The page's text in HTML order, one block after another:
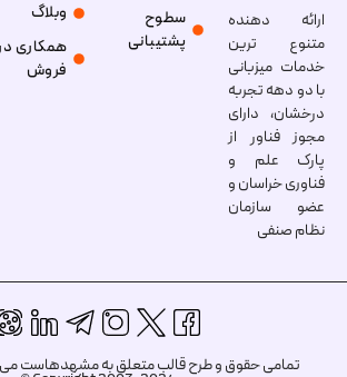
ارائه دهنده
متنوع ترین
خدمات میزبانی
با دو دهه تجربه
درخشان، دارای
مجوز فناور از
پارک علم و
فناوری خراسان و
عضو سازمان
نظام صنفی
سطوح
پشتیبانی
وبلاگ
همکاری
فروش
تمامی حقوق و طرح قالب متعلق به مشهدهاست